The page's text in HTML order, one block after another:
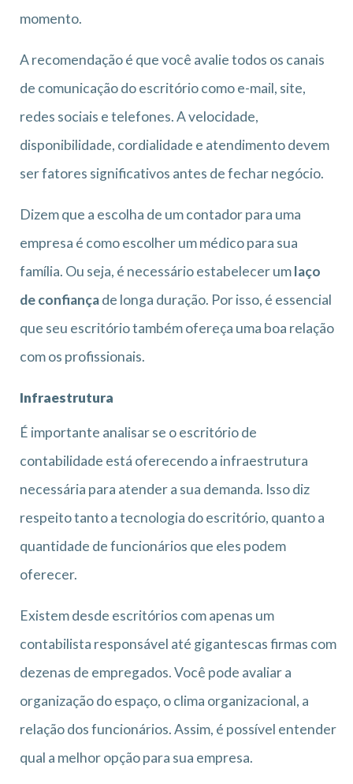
momento.
A recomendação é que você avalie todos os canais
de comunicação do escritório como e-mail, site,
redes sociais e telefones. A velocidade,
disponibilidade, cordialidade e atendimento devem
ser fatores significativos antes de fechar negócio.
Dizem que a escolha de um contador para uma
empresa é como escolher um médico para sua
família. Ou seja, é necessário estabelecer umlaço
de confiançade longa duração. Por isso, é essencial
que seu escritório também ofereça uma boa relação
com os profissionais.
Infraestrutura
É importante analisar se o escritório de
contabilidade está oferecendo a infraestrutura
necessária para atender a sua demanda. Isso diz
respeito tanto a tecnologia do escritório, quanto a
quantidade de funcionários que eles podem
oferecer.
Existem desde escritórios com apenas um
contabilista responsável até gigantescas firmas com
dezenas de empregados. Você pode avaliar a
organização do espaço, o clima organizacional, a
relação dos funcionários. Assim, é possível entender
qual a melhor opção para sua empresa.